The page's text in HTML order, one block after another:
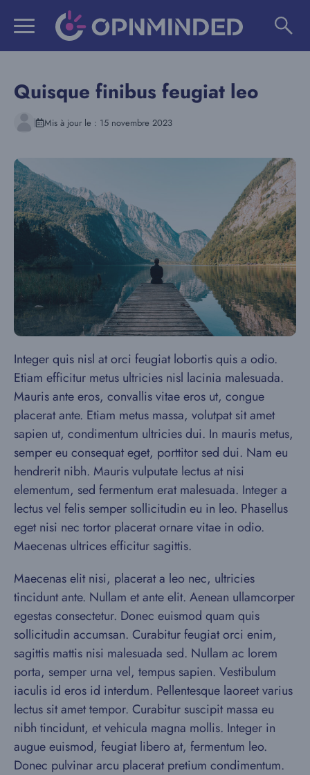
Quisque finibus feugiat leo
Mis à jour le : 15 novembre 2023
Integer quis nisl at orci feugiat lobortis quis a odio.
Etiam efficitur metus ultricies nisl lacinia malesuada.
Mauris ante eros, convallis vitae eros ut, congue
placerat ante. Etiam metus massa, volutpat sit amet
sapien ut, condimentum ultricies dui. In mauris metus,
semper eu consequat eget, porttitor sed dui. Nam eu
hendrerit nibh. Mauris vulputate lectus at nisi
elementum, sed fermentum erat malesuada. Integer a
lectus vel felis semper sollicitudin eu in leo. Phasellus
eget nisi nec tortor placerat ornare vitae in odio.
Maecenas ultrices efficitur sagittis.
Maecenas elit nisi, placerat a leo nec, ultricies
tincidunt ante. Nullam et ante elit. Aenean ullamcorper
egestas consectetur. Donec euismod quam quis
sollicitudin accumsan. Curabitur feugiat orci enim,
sagittis mattis nisi malesuada sed. Nullam ac lorem
porta, semper urna vel, tempus sapien. Vestibulum
iaculis id eros id interdum. Pellentesque laoreet varius
lectus sit amet tempor. Curabitur suscipit massa eu
nibh tincidunt, et vehicula magna mollis. Integer in
augue euismod, feugiat libero at, fermentum leo.
Donec pulvinar arcu placerat pretium condimentum.